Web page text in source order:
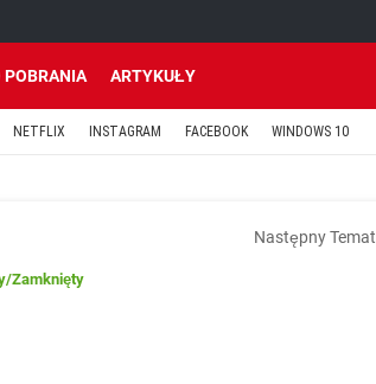
POBRANIA ARTYKUŁY
NETFLIX INSTAGRAM FACEBOOK WINDOWS 10
Następny Temat
/Zamknięty